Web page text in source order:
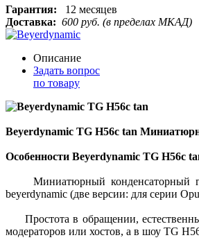
Гарантия: 12 месяцев
Доставка: 600 руб. (в пределах МКАД)
Описание
Задать вопрос
по товару
Beyerdynamic TG H56c tan
Особенности Beyerdynamic TG H56c
Миниатюрный конденсаторный
beyerdynamic (две версии: для серии
Простота в обращении,
модераторов или хостов, а в шоу TG